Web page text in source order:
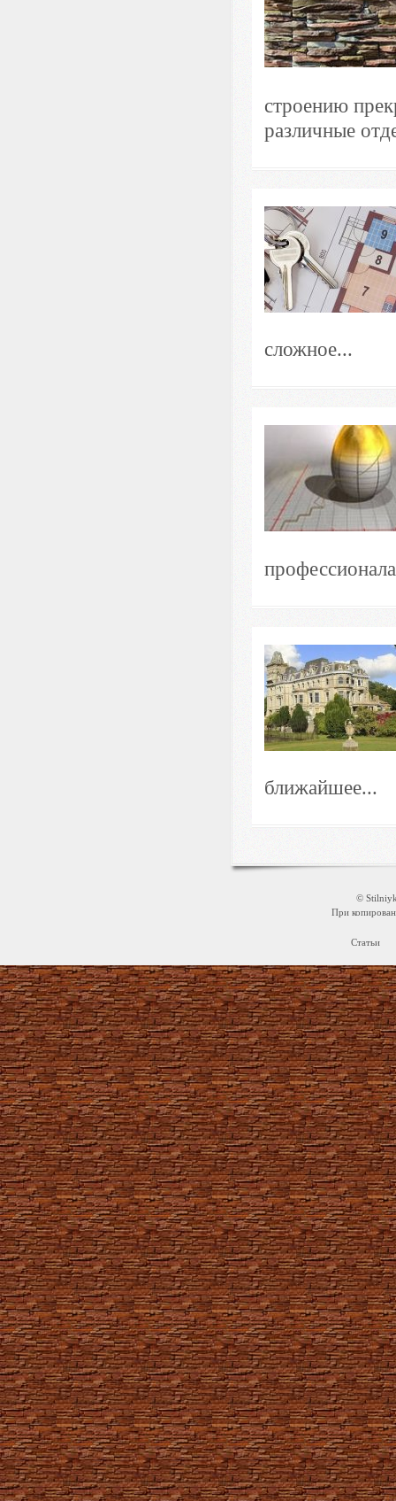
строению
различные
сложное...
ближайшее...
©
При
Статьи